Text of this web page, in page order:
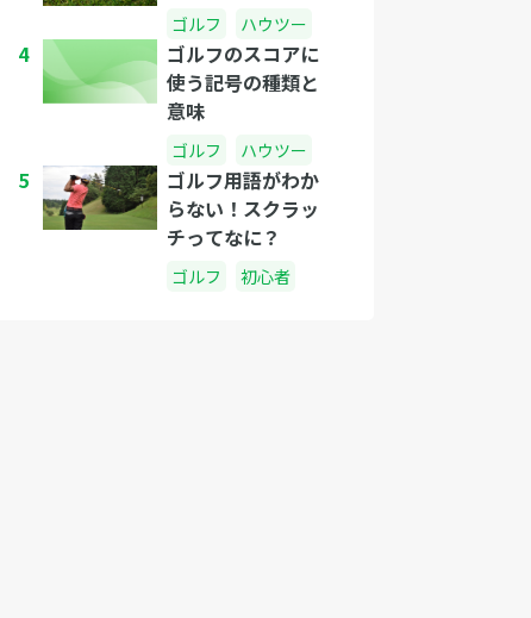
ゴルフ ハウツー
4
ゴルフのスコアに
使う記号の種類と
意味
ゴルフ ハウツー
5
ゴルフ用語がわか
らない！スクラッ
チってなに？
ゴルフ 初心者